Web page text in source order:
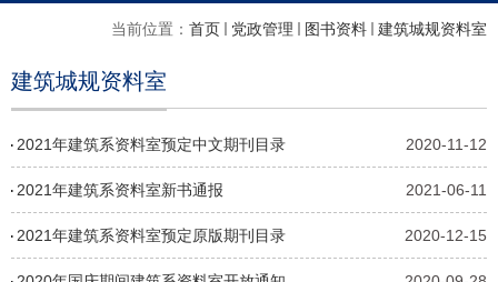
当前位置： 首页 党政管理 图书资料 建筑城规资料室
建筑城规资料室
2021年建筑系资料室预定中文期刊目录 2020-11-12
2021年建筑系资料室新书通报 2021-06-11
2021年建筑系资料室预定原版期刊目录 2020-12-15